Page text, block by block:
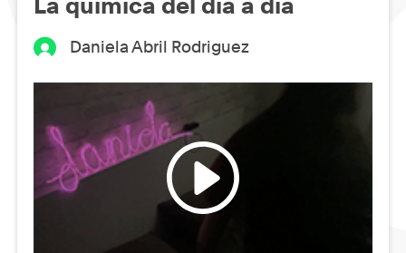
Daniela Abril Rodriguez